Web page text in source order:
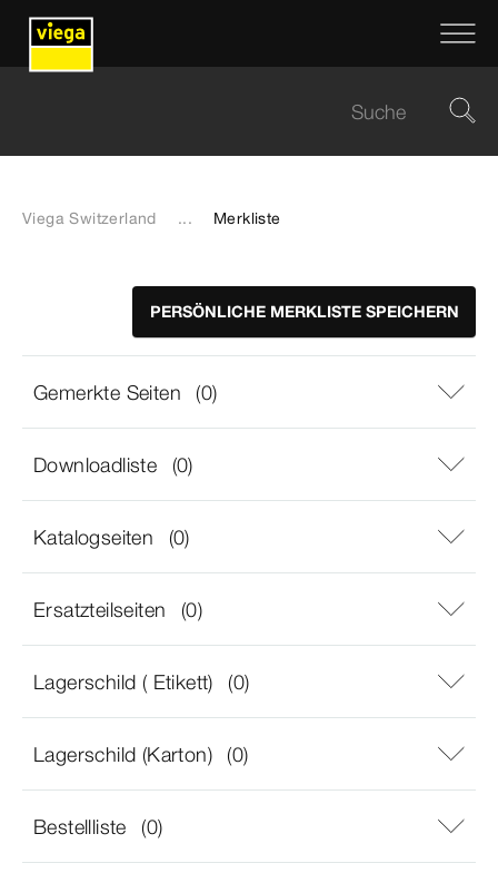
Viega Switzerland ... Merkliste
PERSÖNLICHE MERKLISTE SPEICHERN
Gemerkte Seiten (0)
Downloadliste (0)
Katalogseiten (0)
Ersatzteilseiten (0)
Lagerschild ( Etikett) (0)
Lagerschild (Karton) (0)
Bestellliste (0)